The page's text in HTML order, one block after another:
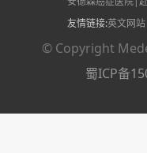
友情链接:英文网站
© Copyright
蜀ICP备